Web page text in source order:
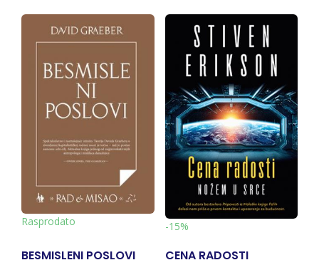
Rasprodato
BESMISLENI POSLOVI
-15%
CENA RADOSTI